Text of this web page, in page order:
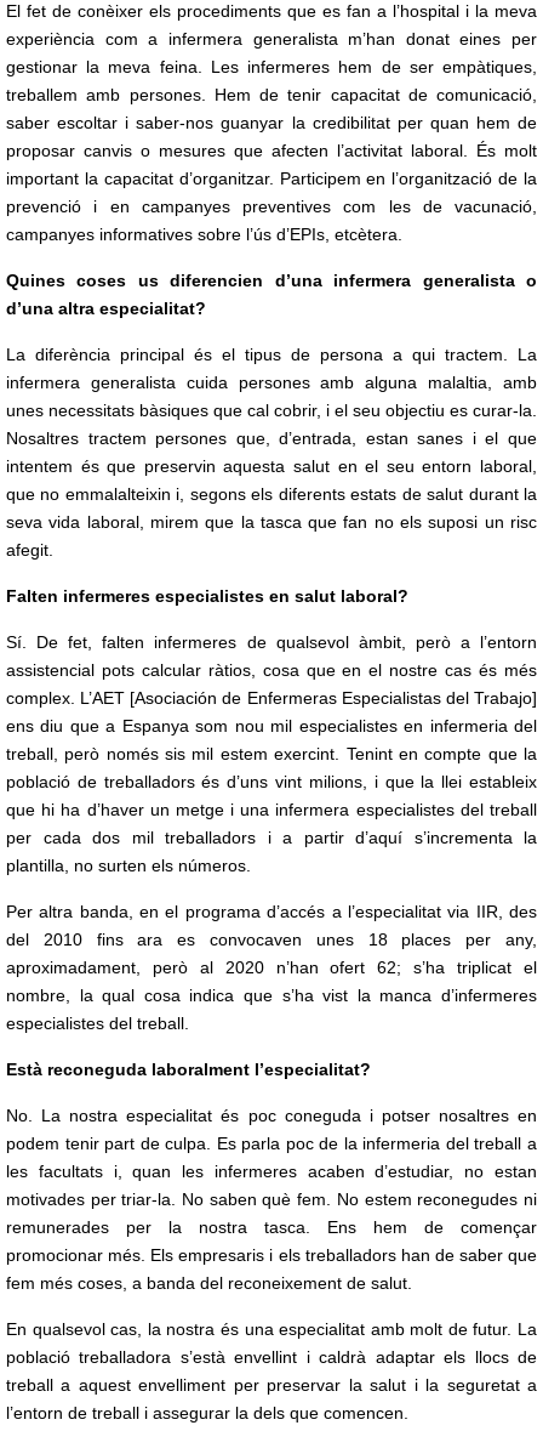
El fet de conèixer els procediments que es fan a l’hospital i la meva
experiència com a infermera generalista m’han donat eines per
gestionar la meva feina. Les infermeres hem de ser empàtiques,
treballem amb persones. Hem de tenir capacitat de comunicació,
saber escoltar i saber-nos guanyar la credibilitat per quan hem de
proposar canvis o mesures que afecten l’activitat laboral. És molt
important la capacitat d’organitzar. Participem en l’organització de la
prevenció i en campanyes preventives com les de vacunació,
campanyes informatives sobre l’ús d’EPIs, etcètera.
Quines coses us diferencien d’una infermera generalista o
d’una altra especialitat?
La diferència principal és el tipus de persona a qui tractem. La
infermera generalista cuida persones amb alguna malaltia, amb
unes necessitats bàsiques que cal cobrir, i el seu objectiu es curar-la.
Nosaltres tractem persones que, d’entrada, estan sanes i el que
intentem és que preservin aquesta salut en el seu entorn laboral,
que no emmalalteixin i, segons els diferents estats de salut durant la
seva vida laboral, mirem que la tasca que fan no els suposi un risc
afegit.
Falten infermeres especialistes en salut laboral?
Sí. De fet, falten infermeres de qualsevol àmbit, però a l’entorn
assistencial pots calcular ràtios, cosa que en el nostre cas és més
complex. L’AET [Asociación de Enfermeras Especialistas del Trabajo]
ens diu que a Espanya som nou mil especialistes en infermeria del
treball, però només sis mil estem exercint. Tenint en compte que la
població de treballadors és d’uns vint milions, i que la llei estableix
que hi ha d’haver un metge i una infermera especialistes del treball
per cada dos mil treballadors i a partir d’aquí s’incrementa la
plantilla, no surten els números.
Per altra banda, en el programa d’accés a l’especialitat via IIR, des
del 2010 fins ara es convocaven unes 18 places per any,
aproximadament, però al 2020 n’han ofert 62; s’ha triplicat el
nombre, la qual cosa indica que s’ha vist la manca d’infermeres
especialistes del treball.
Està reconeguda laboralment l’especialitat?
No. La nostra especialitat és poc coneguda i potser nosaltres en
podem tenir part de culpa. Es parla poc de la infermeria del treball a
les facultats i, quan les infermeres acaben d’estudiar, no estan
motivades per triar-la. No saben què fem. No estem reconegudes ni
remunerades per la nostra tasca. Ens hem de començar
promocionar més. Els empresaris i els treballadors han de saber que
fem més coses, a banda del reconeixement de salut.
En qualsevol cas, la nostra és una especialitat amb molt de futur. La
població treballadora s’està envellint i caldrà adaptar els llocs de
treball a aquest envelliment per preservar la salut i la seguretat a
l’entorn de treball i assegurar la dels que comencen.